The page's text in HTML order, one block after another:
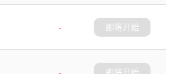
-
即将开始
-
即将开始